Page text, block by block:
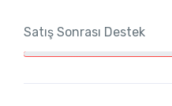
Satış Sonrası Destek